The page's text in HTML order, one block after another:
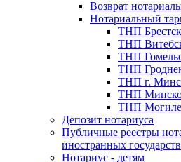
Возврат
Нотариальный
ТНП
ТНП
ТНП
ТНП
ТНП г.
ТНП
ТНП
Депозит нотариуса
Публичные реестры
иностранных государств
Нотариус - детям